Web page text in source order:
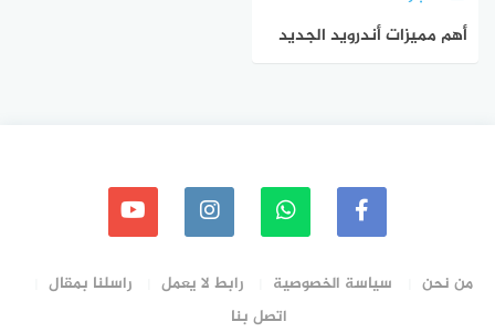
أهم مميزات أندرويد الجديد
من نحن سياسة الخصوصية رابط لا يعمل
راسلنا بمقال
اتصل بنا